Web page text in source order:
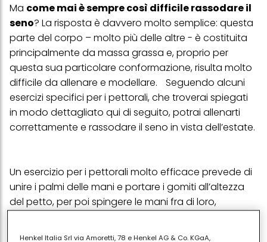
Ma come mai è sempre così difficile rassodare il
seno? La risposta è davvero molto semplice: questa
parte del corpo – molto più delle altre - è costituita
principalmente da massa grassa e, proprio per
questa sua particolare conformazione, risulta molto
difficile da allenare e modellare. Seguendo alcuni
esercizi specifici per i pettorali, che troverai spiegati
in modo dettagliato qui di seguito, potrai allenarti
correttamente e rassodare il seno in vista dell’estate.
Un esercizio per i pettorali molto efficace prevede di
unire i palmi delle mani e portare i gomiti all’altezza
del petto, per poi spingere le mani fra di loro,
Henkel Italia Srl via Amoretti, 78 e Henkel AG & Co. KGaA,